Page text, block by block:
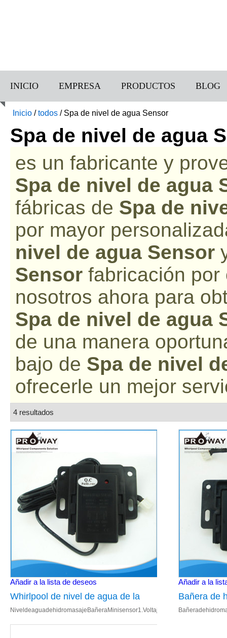
INICIO EMPRESA PRODUCTOS BLOG
Inicio /todos / Spa de nivel de agua Sensor
Spa de nivel de agua
es un fabricante y
Spa de nivel de agua
fábricas de Spa de
por mayor
nivel de agua Sensor
Sensor fabricación
nosotros ahora para
Spa de nivel de agua
de una manera
bajo de Spa de nivel
ofrecerle un mejor
4 resultados
Añadir a la lista de deseos
Whirlpool de nivel de agua de la
bañera del Sensor de Mini
NiveldeaguadehidromasajeBañeraMinisensor1.Voltajedeentrada:DC5V/12V/
013.Bañerapartes Detallesdeimagen Carg
Añadir a la
Bañera de
agua